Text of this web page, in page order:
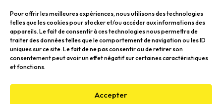
Pour offrir les meilleures expériences, nous utilisons des technologies
telles que les cookies pour stocker et/ou accéder aux informations des
appareils. Le fait de consentir à ces technologies nous permettra de
traiter des données telles que le comportement de navigation ou les ID
uniques sur ce site. Le fait de ne pas consentir ou de retirer son
consentement peut avoir un effet négatif sur certaines caractéristiques
et fonctions.
Accepter
support@poulpemedia.fr
07 62 01 54 84
Bordeaux & Gironde — Caudéran